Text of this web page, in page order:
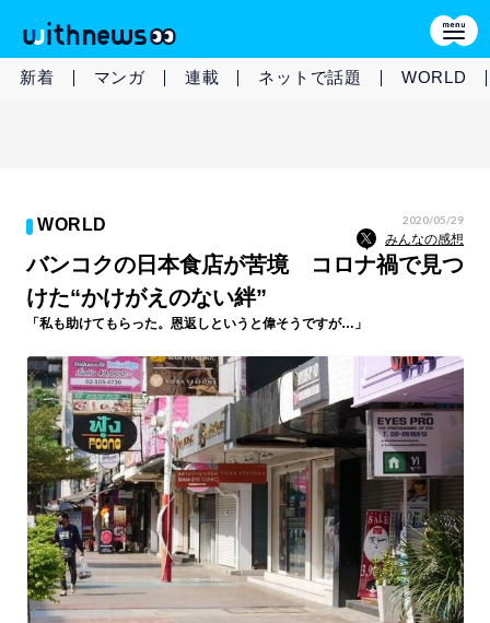
新着 マンガ 連載 ネットで話題 WORLD
WORLD 2020/05/29
みんなの感想
バンコクの日本食店が苦境 コロナ禍で見つ
けた“かけがえのない絆”
「私も助けてもらった。恩返しというと偉そうですが…」